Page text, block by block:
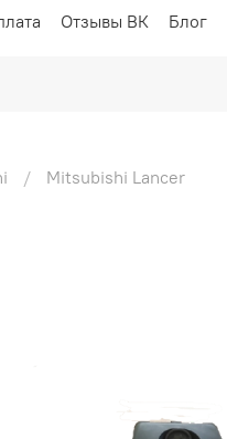
Отзывы ВК Блог
Mitsubishi Lancer